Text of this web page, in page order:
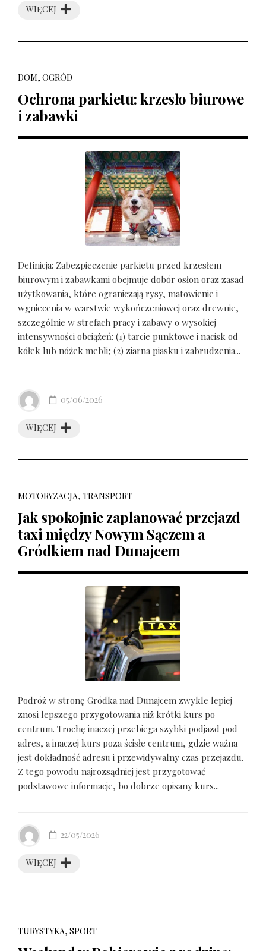
WIĘCEJ
DOM, OGRÓD
Ochrona parkietu: krzesło biurowe
i zabawki
Definicja: Zabezpieczenie parkietu przed krzesłem
biurowym i zabawkami obejmuje dobór osłon oraz zasad
użytkowania, które ograniczają rysy, matowienie i
wgniecenia w warstwie wykończeniowej oraz drewnie,
szczególnie w strefach pracy i zabawy o wysokiej
intensywności obciążeń: (1) tarcie punktowe i nacisk od
kółek lub nóżek mebli; (2) ziarna piasku i zabrudzenia...
WIĘCEJ
05/06/2026
MOTORYZACJA, TRANSPORT
Jak spokojnie zaplanować przejazd
taxi między Nowym Sączem a
Gródkiem nad Dunajcem
Podróż w stronę Gródka nad Dunajcem zwykle lepiej
znosi lepszego przygotowania niż krótki kurs po
centrum. Trochę inaczej przebiega szybki podjazd pod
adres, a inaczej kurs poza ścisłe centrum, gdzie ważna
jest dokładność adresu i przewidywalny czas przejazdu.
Z tego powodu najrozsądniej jest przygotować
podstawowe informacje, bo dobrze opisany kurs...
WIĘCEJ
22/05/2026
TURYSTYKA, SPORT